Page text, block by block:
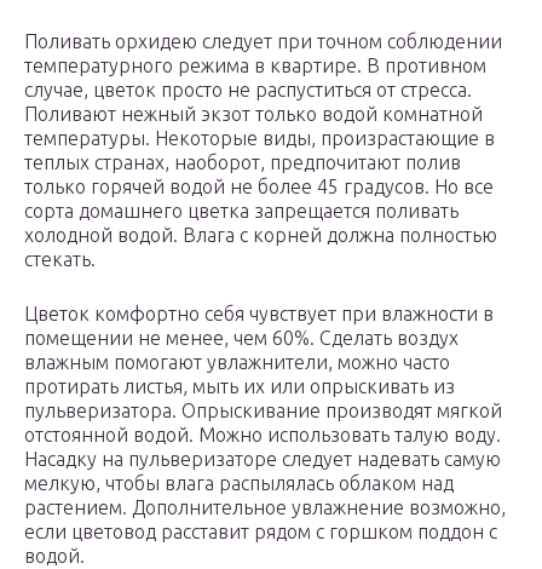
Поливать орхидею следует при точном соблюдении
температурного режима в квартире. В противном
случае, цветок просто не распуститься от стресса.
Поливают нежный экзот только водой комнатной
температуры. Некоторые виды, произрастающие в
теплых странах, наоборот, предпочитают полив
только горячей водой не более 45 градусов. Но все
сорта домашнего цветка запрещается поливать
холодной водой. Влага с корней должна полностью
стекать.
Цветок комфортно себя чувствует при влажности в
помещении не менее, чем 60%. Сделать воздух
влажным помогают увлажнители, можно часто
протирать листья, мыть их или опрыскивать из
пульверизатора. Опрыскивание производят мягкой
отстоянной водой. Можно использовать талую воду.
Насадку на пульверизаторе следует надевать самую
мелкую, чтобы влага распылялась облаком над
растением. Дополнительное увлажнение возможно,
если цветовод расставит рядом с горшком поддон с
водой.